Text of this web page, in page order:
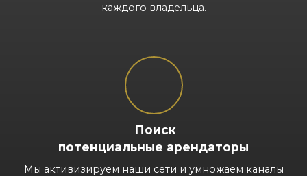
каждого владельца.
Поиск
потенциальные арендаторы
Мы активизируем наши сети и умножаем каналы